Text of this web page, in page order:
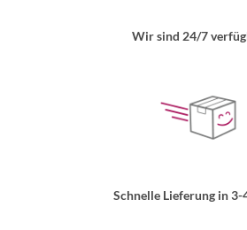
Wir sind 24/7
Schnelle Lieferung in 3-